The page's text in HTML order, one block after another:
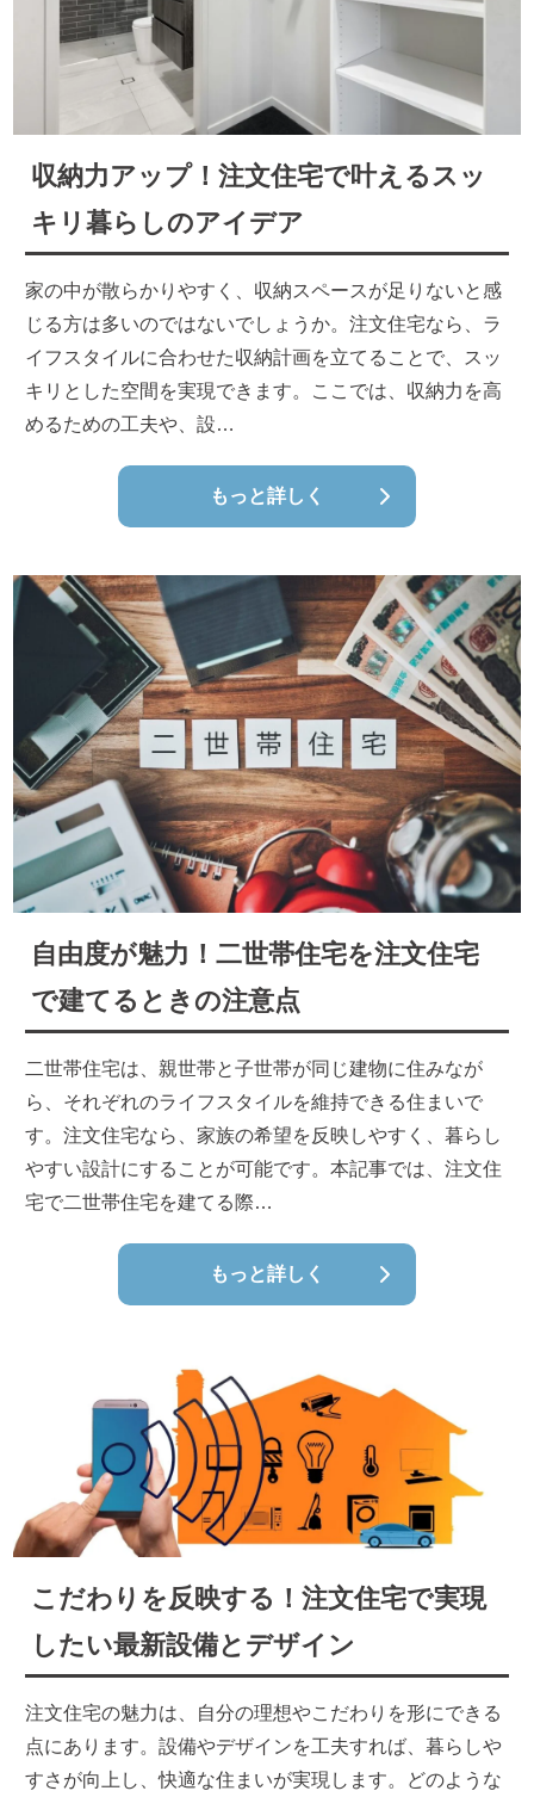
収納力アップ！注文住宅で叶えるスッ
キリ暮らしのアイデア
家の中が散らかりやすく、収納スペースが足りないと感
じる方は多いのではないでしょうか。注文住宅なら、ラ
イフスタイルに合わせた収納計画を立てることで、スッ
キリとした空間を実現できます。ここでは、収納力を高
めるための工夫や、設…
もっと詳しく
自由度が魅力！二世帯住宅を注文住宅
で建てるときの注意点
二世帯住宅は、親世帯と子世帯が同じ建物に住みなが
ら、それぞれのライフスタイルを維持できる住まいで
す。注文住宅なら、家族の希望を反映しやすく、暮らし
やすい設計にすることが可能です。本記事では、注文住
宅で二世帯住宅を建てる際…
もっと詳しく
こだわりを反映する！注文住宅で実現
したい最新設備とデザイン
注文住宅の魅力は、自分の理想やこだわりを形にできる
点にあります。設備やデザインを工夫すれば、暮らしや
すさが向上し、快適な住まいが実現します。どのような